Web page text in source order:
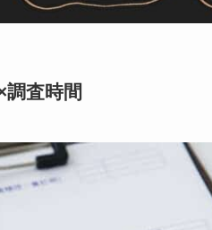
査時間